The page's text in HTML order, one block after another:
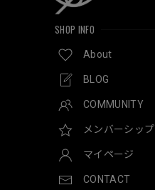
SHOP INFO
About
BLOG
COMMUNITY
メンバーシップ
マイページ
CONTACT